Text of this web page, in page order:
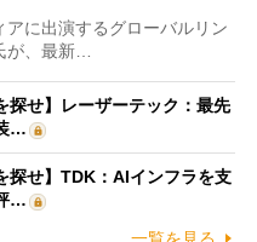
に出演するグローバルリン
が、最新…
探せ】レーザーテック：最先
…
探せ】TDK：AIインフラを支
…